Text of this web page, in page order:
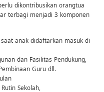
dikontribusikan orangtua
terbagi menjadi 3 komponen
saat anak didaftarkan masuk di
dan Fasilitas Pendukung,
Guru dll.
Sekolah,